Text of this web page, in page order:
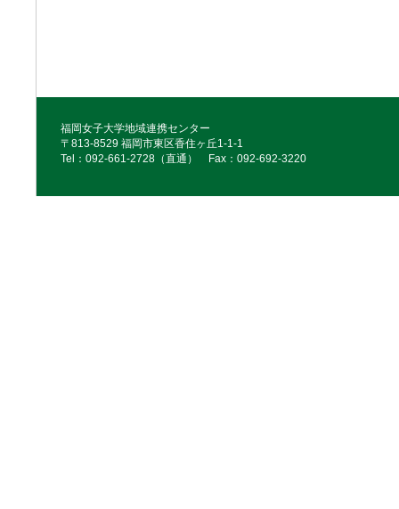
福岡女子大学地域連携センター
〒813-8529 福岡市東区香住ヶ丘1-1-1
Tel：092‐661‐2728（直通） Fax：092‐692‐3220